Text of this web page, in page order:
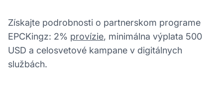
Získajte podrobnosti o partnerskom programe
EPCKingz: 2% provízie, minimálna výplata 500
USD a celosvetové kampane v digitálnych
službách.